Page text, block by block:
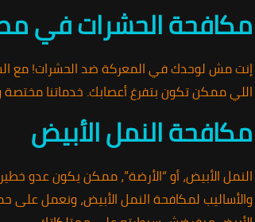
مكافحة الحشرات في
إنت مش لوحدك في المعركة ضد الحشرات! مع
اللي ممكن تكون بتفرغ أعصابك. خدماتنا مختصة
مكافحة النمل الأبيض
النمل الأبيض، أو “الأرضة”، ممكن يكون عدو
والأساليب لمكافحة النمل الأبيض، ونعمل